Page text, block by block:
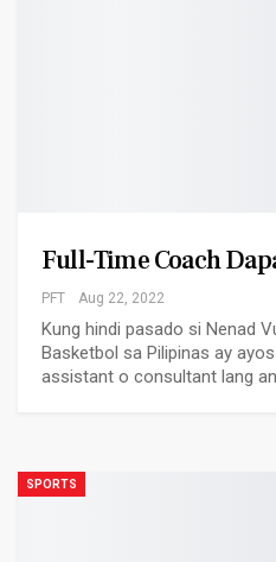
Full-Time Coach
PFT Aug 22, 2022
Kung hindi pasado si Nenad
Basketbol sa Pilipinas ay
assistant o consultant lang
SPORTS